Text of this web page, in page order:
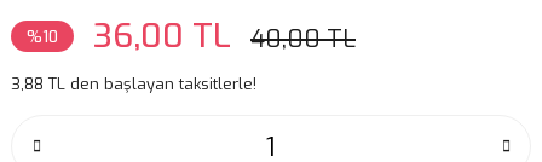
%10 36,00 TL 40,00 TL
3,88 TL den başlayan taksitlerle!